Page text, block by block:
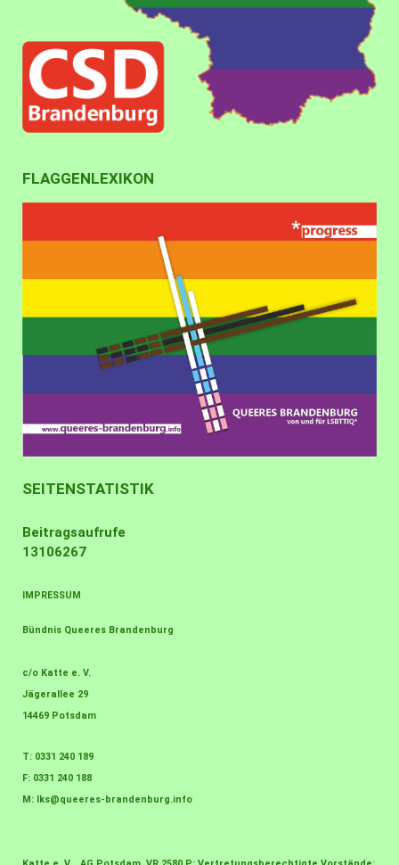
FLAGGENLEXIKON
SEITENSTATISTIK
Beitragsaufrufe
13106267
IMPRESSUM
Bündnis Queeres Brandenburg
c/o Katte e. V.
Jägerallee 29
14469 Potsdam
T: 0331 240 189
F: 0331 240 188
M:
lks@queeres-brandenburg.info